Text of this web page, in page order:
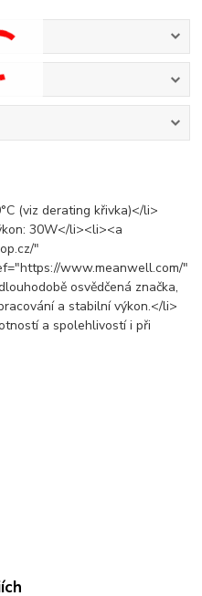
(viz derating křivka)</li>
30W</li><li><a
"
www.meanwell.com/"
osvědčená značka,
a stabilní výkon.</li>
a spolehlivostí i při